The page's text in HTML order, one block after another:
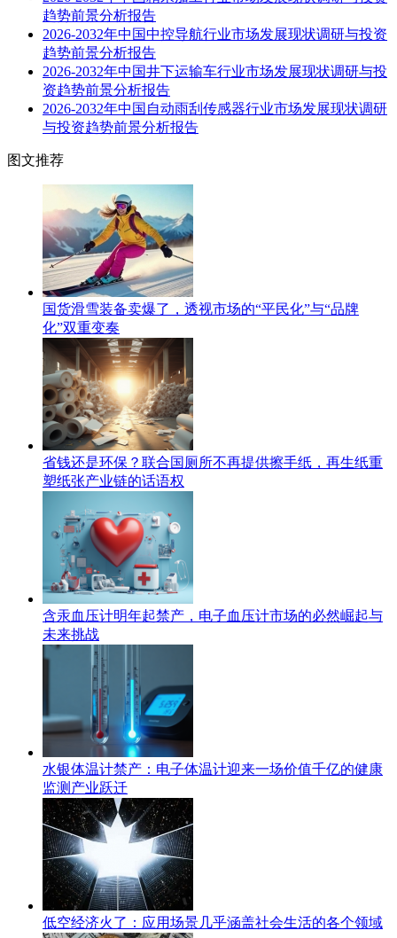
趋势前景分析报告
2026-2032年中国中控导航行业市场发展现状调研与投资
趋势前景分析报告
2026-2032年中国井下运输车行业市场发展现状调研与投
资趋势前景分析报告
2026-2032年中国自动雨刮传感器行业市场发展现状调研
与投资趋势前景分析报告
图文推荐
国货滑雪装备卖爆了，透视市场的“平民化”与“品牌
化”双重变奏
省钱还是环保？联合国厕所不再提供擦手纸，再生纸重
塑纸张产业链的话语权
含汞血压计明年起禁产，电子血压计市场的必然崛起与
未来挑战
水银体温计禁产：电子体温计迎来一场价值千亿的健康
监测产业跃迁
低空经济火了：应用场景几乎涵盖社会生活的各个领域